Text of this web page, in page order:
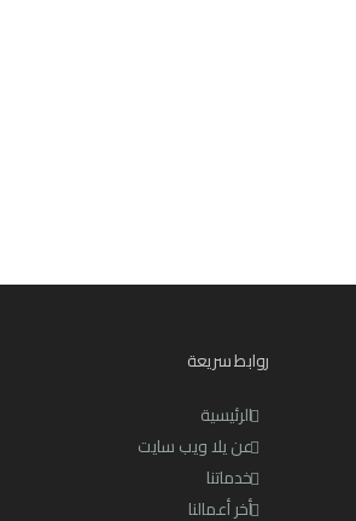
روابط سريعة
الرئيسية
عن يلا ويب سايت
خدماتنا
أخر أعمالنا